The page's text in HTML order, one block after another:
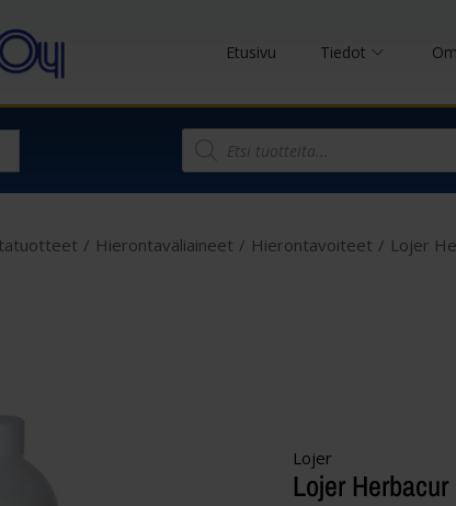
Etusivu Tiedot
/ Hierontaväliaineet / Hierontavoiteet / Lojer
Lojer
Lojer